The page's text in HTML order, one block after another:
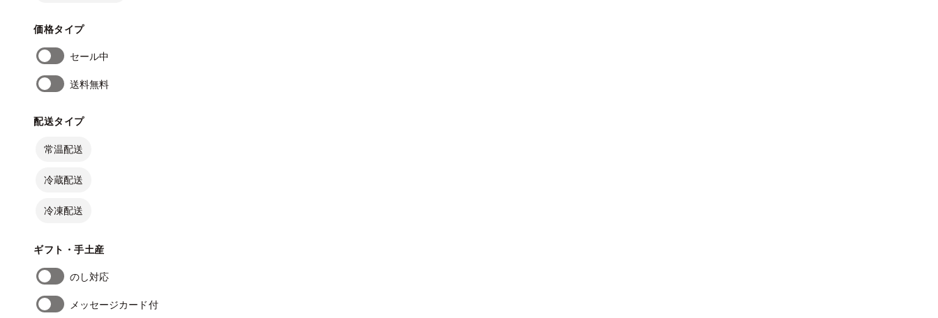
価格タイプ
セール中
送料無料
配送タイプ
常温配送
冷蔵配送
冷凍配送
ギフト・手土産
のし対応
メッセージカード付